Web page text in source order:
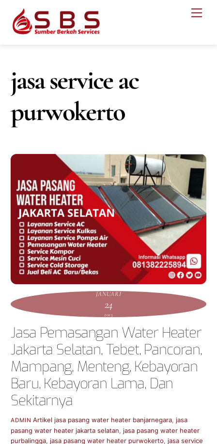
content
jasa service ac
purwokerto
JANUARI
24
2023
Jasa Pemasangan Water Heater
Jakarta Selatan, Tebet, Pancoran,
Mampang, Menteng, Kebayoran
Baru, Kebayoran Lama, Dan
Sekitarnya
ADMIN Artikel jasa pasang water heater banjarnegara, jasa
pasang water heater jakarta selatan, jasa pasang water heater
purbalingga, jasa pasang water heater purwokerto, jasa service